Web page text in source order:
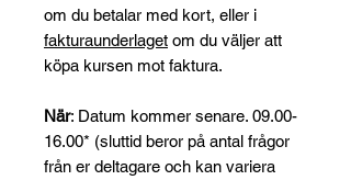
om du betalar med kort, eller i
fakturaunderlaget om du väljer att
köpa kursen mot faktura.
När: Datum kommer senare. 09.00-
16.00* (sluttid beror på antal frågor
från er deltagare och kan variera